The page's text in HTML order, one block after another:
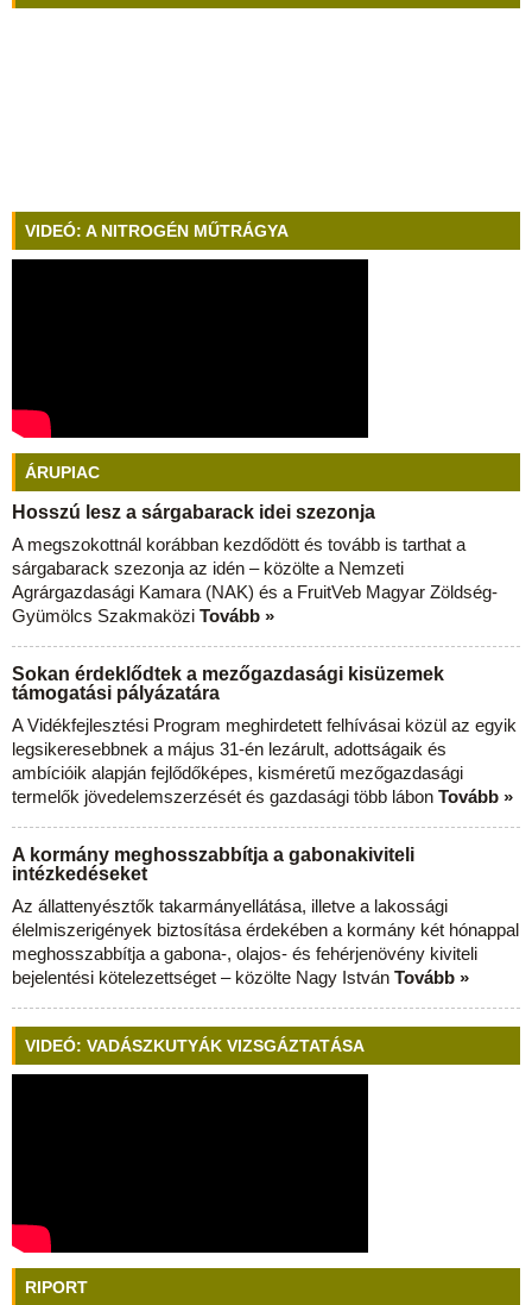
VIDEÓ: A NITROGÉN MŰTRÁGYA
ÁRUPIAC
Hosszú lesz a sárgabarack idei szezonja
A megszokottnál korábban kezdődött és tovább is tarthat a
sárgabarack szezonja az idén – közölte a Nemzeti
Agrárgazdasági Kamara (NAK) és a FruitVeb Magyar Zöldség-
Gyümölcs Szakmaközi Tovább »
Sokan érdeklődtek a mezőgazdasági kisüzemek
támogatási pályázatára
A Vidékfejlesztési Program meghirdetett felhívásai közül az egyik
legsikeresebbnek a május 31-én lezárult, adottságaik és
ambícióik alapján fejlődőképes, kisméretű mezőgazdasági
termelők jövedelemszerzését és gazdasági több lábon Tovább »
A kormány meghosszabbítja a gabonakiviteli
intézkedéseket
Az állattenyésztők takarmányellátása, illetve a lakossági
élelmiszerigények biztosítása érdekében a kormány két hónappal
meghosszabbítja a gabona-, olajos- és fehérjenövény kiviteli
bejelentési kötelezettséget – közölte Nagy István Tovább »
VIDEÓ: VADÁSZKUTYÁK VIZSGÁZTATÁSA
RIPORT